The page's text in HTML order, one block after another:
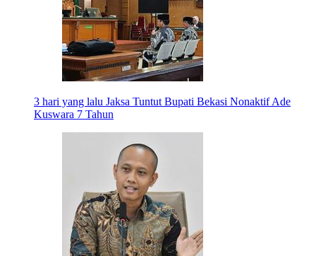
3 hari yang lalu Jaksa Tuntut Bupati Bekasi Nonaktif Ade
Kuswara 7 Tahun